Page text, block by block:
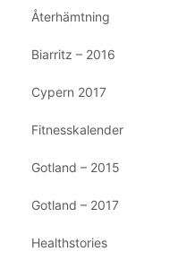
Återhämtning
Biarritz – 2016
Cypern 2017
Fitnesskalender
Gotland – 2015
Gotland – 2017
Healthstories